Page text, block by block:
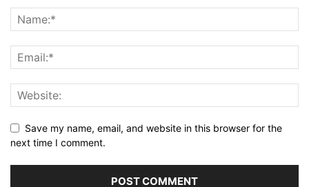
Save my name, email, and website in this browser for the
next time I comment.